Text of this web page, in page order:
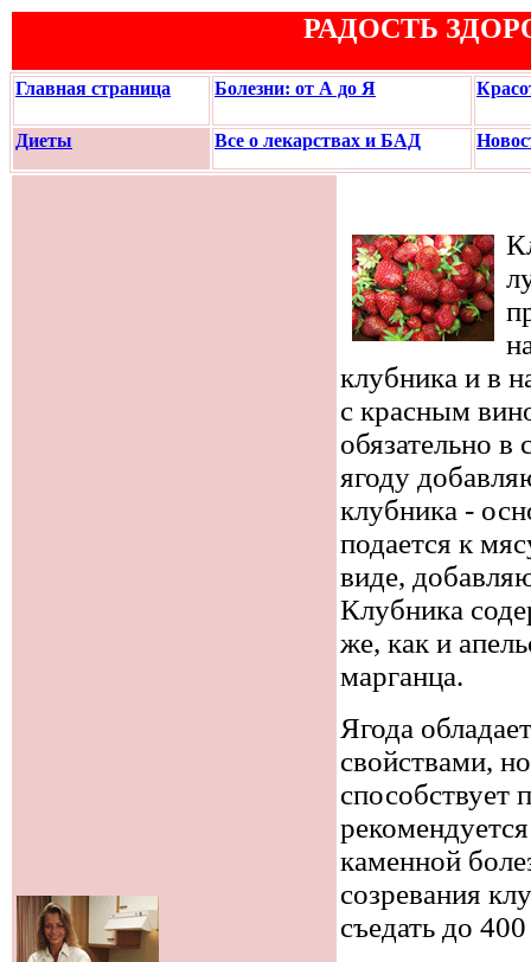
РАДОСТЬ
Главная страница Болезни: от А до Я
Диеты Все о лекарствах и БАД
клубника и в
с красным
обязательно
ягоду
клубника -
подается к
виде,
Клубника
же, как и
марганца.
Ягода
свойствами,
способствует
каменной
созревания
съедать до